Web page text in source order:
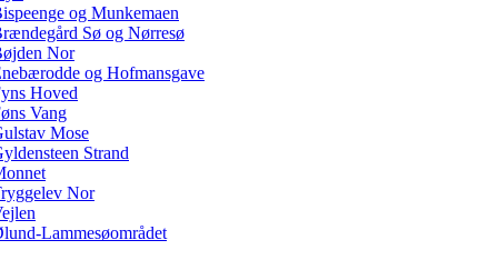
og Munkemaen
Sø og Nørresø
Nor
og Hofmansgave
Hoved
Vang
Mose
Strand
Nor
Lammesøområdet